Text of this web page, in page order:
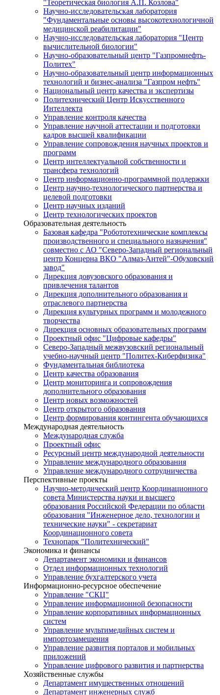
"Теоретическая биология А.П. Козлова"
Научно-исследовательская лаборатория
"Фундаментальные основы высокотехнологичной
медицинской реабилитации"
Научно-исследовательская лаборатория "Центр
вычислительной биологии"
Научно-образовательный центр "Газпромнефть-
Политех"
Научно-образовательный центр информационных
технологий и бизнес-анализа "Газпром нефть"
Национальный центр качества и экспертизы
Политехнический Центр Искусственного
Интеллекта
Управление контроля качества
Управление научной аттестации и подготовки
кадров высшей квалификации
Управление сопровождения научных проектов и
программ
Центр интеллектуальной собственности и
трансфера технологий
Центр информационно-программной поддержки
Центр научно-технологического партнерства и
целевой подготовки
Центр научных изданий
Центр технологических проектов
Образовательная деятельность
Базовая кафедра "Робототехнические комплексы
производственного и специального назначения"
совместно с АО "Северо-Западный региональный
центр Концерна ВКО "Алмаз-Антей"-Обуховский
завод"
Дирекция довузовского образования и
привлечения талантов
Дирекция дополнительного образования и
отраслевого партнерства
Дирекция культурных программ и молодежного
творчества
Дирекция основных образовательных программ
Проектный офис "Цифровые кафедры"
Северо-Западный межвузовский региональный
учебно-научный центр "Политех-Киберфизика"
Фундаментальная библиотека
Центр качества образования
Центр мониторинга и сопровождения
дополнительного образования
Центр новых возможностей
Центр открытого образования
Центр формирования контингента обучающихся
Международная деятельность
Международная служба
Проектный офис
Ресурсный центр международной деятельности
Управление международного образования
Управление международного сотрудничества
Перспективные проекты
Научно-методический центр Координационного
совета Министерства науки и высшего
образования Российской Федерации по области
образования "Инженерное дело, технологии и
технические науки" - секретариат
Координационного совета
Технопарк "Политехнический"
Экономика и финансы
Департамент экономики и финансов
Отдел информационных технологий
Управление бухгалтерского учета
Информационно-ресурсное обеспечение
Управление "СКЦ"
Управление информационной безопасности
Управление корпоративных информационных
систем
Управление мультимедийных систем и
импортозамещения
Управление развития порталов и мобильных
приложений
Управление цифрового развития и партнерства
Хозяйственные службы
Департамент имущественных отношений
Департамент инженерных служб